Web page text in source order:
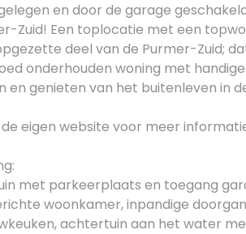
en door de garage
Zuid! Een toplocatie met een
deel van de Purmer-Zuid;
onderhouden woning met
en genieten van het buitenleven in
de eigen website voor meer
met parkeerplaats en toegang
woonkamer, inpandige
achtertuin aan het water